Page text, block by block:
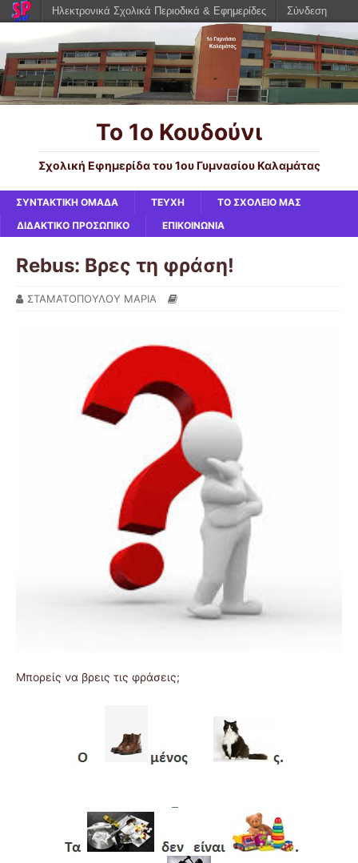
Το 1ο Κουδούνι
Σχολική Εφημερίδα του 1ου Γυμνασίου Καλαμάτας
ΣΥΝΤΑΚΤΙΚΗ ΟΜΑΔΑ ΤΕΥΧΗ
ΤΟ ΣΧΟΛΕΙΟ ΜΑΣ
ΔΙΔΑΚΤΙΚΟ ΠΡΟΣΩΠΙΚΟ
ΕΠΙΚΟΙΝΩΝΙΑ
Rebus: Βρες τη φράση!
ΣΤΑΜΑΤΟΠΟΥΛΟΥ ΜΑΡΙΑ
Μπορείς να βρεις τις φράσεις;
Ηλεκτρονικά Σχολικά Περιοδικά & Εφημερίδες Σύνδεση